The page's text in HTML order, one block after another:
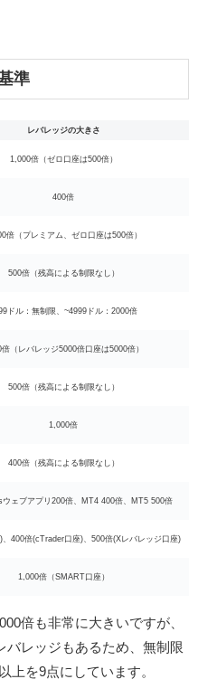
準
レバレッジの大きさ
1,000倍（ゼロ口座は500倍）
400倍
倍（プレミアム、ゼロ口座は500倍）
500倍（残高による制限なし）
ドル：無制限、~4999ドル：2000倍
倍（レバレッジ5000倍口座は5000倍）
500倍（残高による制限なし）
1,000倍
400倍（残高による制限なし）
ェブアプリ200倍、MT4 400倍、MT5 500倍
400倍(cTrader口座)、500倍(Xレバレッジ口座)
1,000倍（SMART口座）
倍も非常に大きいですが、
レッジもあるため、無制限
上を9点にしています。